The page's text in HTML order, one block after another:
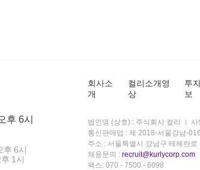
후 6시
후 6시
1시
회사소
개
컬리소개영
상
투
보
법인명 (상호) : 주식회사 컬리
통신판매업 : 제 2018-서울강남-
주소 : 서울특별시 강남구 테헤란
채용문의 : recruit@kurlycorp.com
팩스: 070 - 7500 - 6098